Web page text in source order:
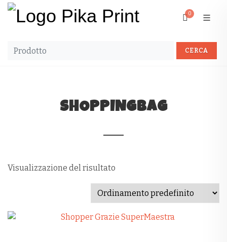
0
SHOPPINGBAG
Visualizzazione del risultato